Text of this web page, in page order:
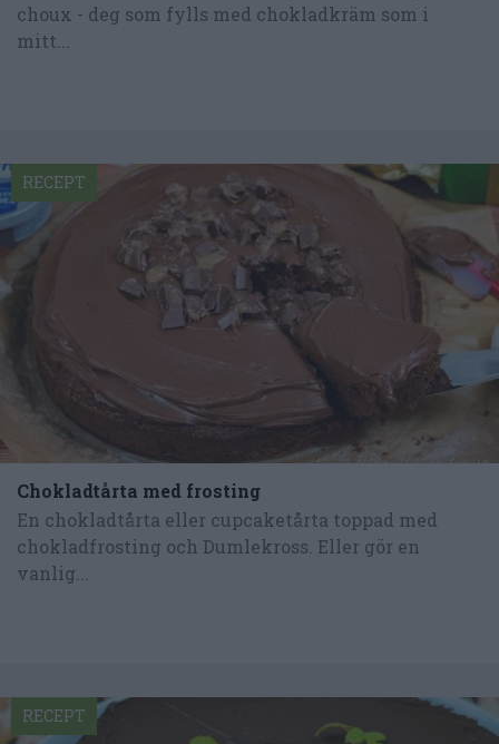
choux - deg som fylls med chokladkräm som i
mitt...
Chokladtårta med frosting
En chokladtårta eller cupcaketårta toppad med
chokladfrosting och Dumlekross. Eller gör en
vanlig...
RECEPT
RECEPT